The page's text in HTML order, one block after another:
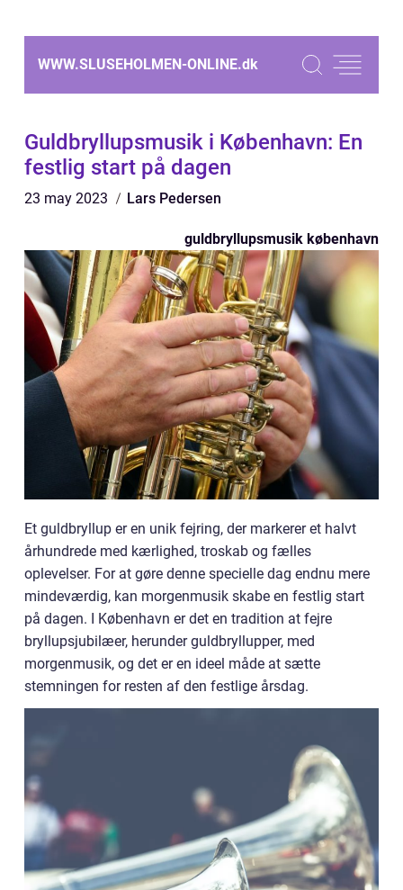
WWW.SLUSEHOLMEN-ONLINE.dk
Guldbryllupsmusik i København: En
festlig start på dagen
23 may 2023 Lars Pedersen
guldbryllupsmusik københavn
Et guldbryllup er en unik fejring, der markerer et halvt
århundrede med kærlighed, troskab og fælles
oplevelser. For at gøre denne specielle dag endnu mere
mindeværdig, kan morgenmusik skabe en festlig start
på dagen. I København er det en tradition at fejre
bryllupsjubilæer, herunder guldbryllupper, med
morgenmusik, og det er en ideel måde at sætte
stemningen for resten af den festlige årsdag.